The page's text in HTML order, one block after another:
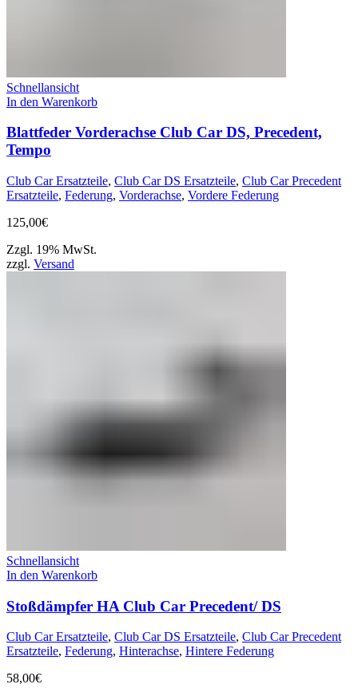
Schnellansicht
In den Warenkorb
Blattfeder Vorderachse Club Car DS, Precedent,
Tempo
Club Car Ersatzteile, Club Car DS Ersatzteile, Club Car Precedent
Ersatzteile, Federung, Vorderachse, Vordere Federung
125,00€
Zzgl. 19% MwSt.
zzgl. Versand
Schnellansicht
In den Warenkorb
Stoßdämpfer HA Club Car Precedent/ DS
Club Car Ersatzteile, Club Car DS Ersatzteile, Club Car Precedent
Ersatzteile, Federung, Hinterachse, Hintere Federung
58,00€